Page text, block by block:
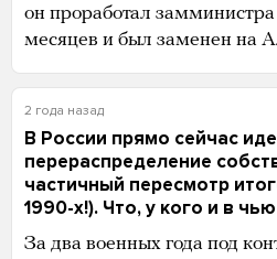
он проработал
месяцев и был заменен на
2 года назад
В России прямо сейчас
перераспределение
частичный пересмотр
1990-х!). Что, у кого и в
За два военных года под